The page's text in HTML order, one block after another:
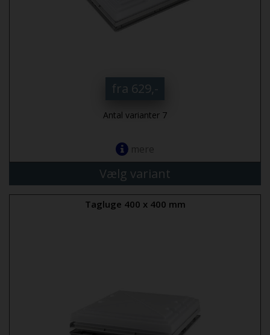
fra 629,-
Antal varianter 7
mere
Vælg variant
Tagluge 400 x 400 mm